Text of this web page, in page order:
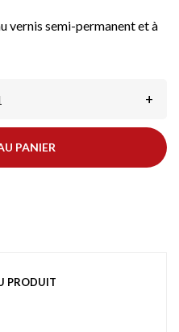
vernis semi-permanent et à
+
PANIER
PRODUIT